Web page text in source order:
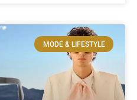
MODE & LIFESTYLE